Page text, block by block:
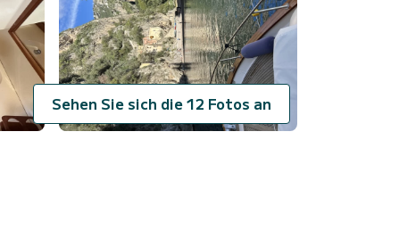
Sehen Sie sich die 12 Fotos an